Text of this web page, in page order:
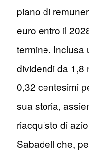
piano di
euro entro il
termine. Inclusa
dividendi da 1,8
0,32 centesimi
sua storia,
riacquisto di
Sabadell che,